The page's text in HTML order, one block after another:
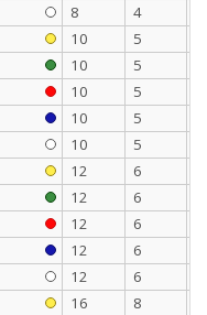
8 4
10 5
10 5
10 5
10 5
10 5
12 6
12 6
12 6
12 6
12 6
16 8